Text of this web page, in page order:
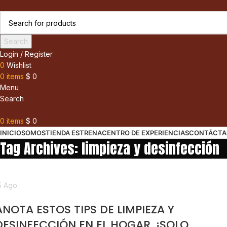
Search
Login / Register
0 Wishlist
0 items $ 0
Menu
Search
0 items $ 0
INICIOSOMOSTIENDA ESTRENACENTRO DE EXPERIENCIAS
Tag Archives: limpieza y desinfección
Ago
ESTOS TIPS DE LIMPIEZA Y